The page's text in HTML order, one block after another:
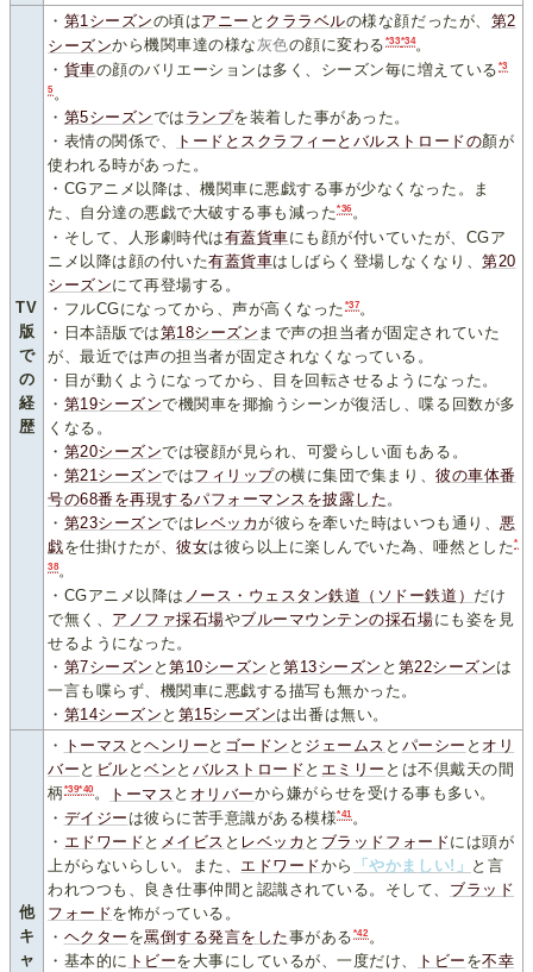
TV
版
で
の
経
歴
・ 第1シーズンの頃はアニー と クララベルの様な顔だったが、 第2
シーズンから機関車達の様な 灰色の顔に変わる *33*34。
・ 貨車の顔のバリエーションは多く、シーズン毎に増えている *3
5。
・ 第5シーズンでは ランプを装着した事があった。
・表情の関係で、
トード と スクラフィー と バルストロードの顏が
使われる時があった。
・CGアニメ以降は、機関車に悪戯する事が少なくなった。ま
た、自分達の悪戯で大破する事も減った*36。
・そして、人形劇時代は有蓋貨車にも顔が付いていたが、CGア
ニメ以降は顔の付いた有蓋貨車はしばらく登場しなくなり、第20
シーズンにて再登場する。
・フルCGになってから、声が高くなった *37 。
・日本語版では第18シーズン まで声の担当者が固定されていた
が、最近では声の担当者が固定されなくなっている。
・目が動くようになってから、目を回転させるようになった。
・ 第19シーズンで機関車を揶揄うシーンが復活し、喋る回数が多
くなる。
・ 第20シーズンでは寝顔が見られ、可愛らしい面もある。
・ 第21シーズンではフィリップの横に集団で集まり、彼の車体番
号の68番を再現するパフォーマンスを披露した 。
・ 第23シーズンでは レベッカが彼らを牽いた時はいつも通り、 悪
戯を仕掛けたが、彼女は彼ら以上に楽しんでいた為、唖然とした*
38。
・CGアニメ以降は ノース・ウェスタン鉄道（ソドー鉄道） だけ
で無く、 アノファ採石場やブルーマウンテンの採石場にも姿を見
せるようになった。
・ 第7シーズン と第10シーズン と第13シーズン と 第22シーズンは
一言も喋らず、機関車に悪戯する描写も無かった。
・ 第14シーズン と 第15シーズンは出番は無い。
他
キ
ャ
・ トーマス とヘンリー と ゴードン と ジェームス と パーシー と オリ
バー と ビル とベン と バルストロード と エミリー とは不倶戴天の間
柄*39*40。 トーマス と オリバーから嫌がらせを受ける事も多い。
・ デイジー は彼らに苦手意識がある模様*41。
・ エドワード と メイビス と レベッカ と ブラッドフォードには頭が
上がらないらしい。また、 エドワードから 「やかましい!」 と言
われつつも、良き仕事仲間と認識されている。そして、 ブラッド
フォードを怖がっている。
・ ヘクター を罵倒する発言をした事がある *42。
・基本的に トビーを大事にしているが、一度だけ、 トビー を不幸